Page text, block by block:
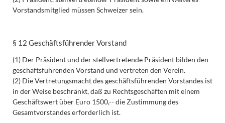
Vorstandsmitglied müssen Schweizer sein.
§ 12 Geschäftsführender Vorstand
(1) Der Präsident und der stellvertretende Präsident bilden den
geschäftsführenden Vorstand und vertreten den Verein.
(2) Die Vertretungsmacht des geschäftsführenden Vorstandes ist
in der Weise beschränkt, daß zu Rechtsgeschäften mit einem
Geschäftswert über Euro 1500,-- die Zustimmung des
Gesamtvorstandes erforderlich ist.